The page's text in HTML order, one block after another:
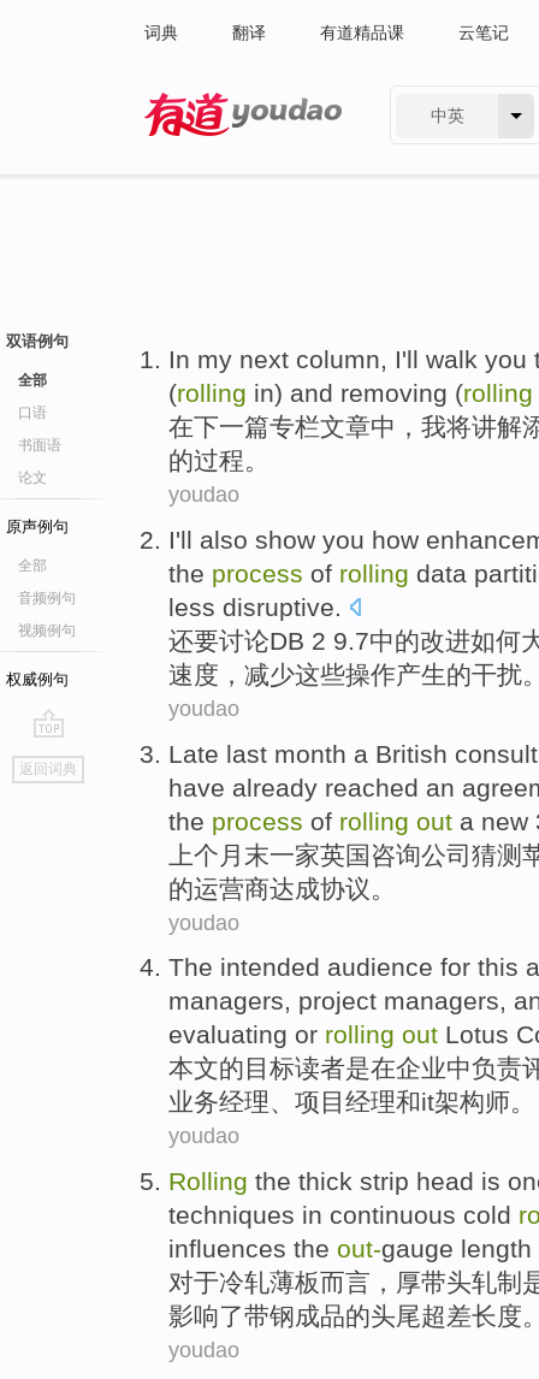
词典 翻译 有道精品课 云笔记
中英
双语例句
全部
口语
书面语
论文
原声例句
全部
音频例句
视频例句
权威例句
go
top
返回词典
In my next column, I'll walk you
(rolling in) and removing (rolling
在下一篇专栏文章中 ， 我将讲解
的过程。
youdao
I'll also show you how
the process of rolling data
less disruptive.
还要讨论DB 2 9.7中的改进如何
速度， 减少这些操作产生的干扰
youdao
Late last month a British
have already reached an
the process of rolling out a new
上个月 末一家英国 咨询公司 猜测
的运营商达成协议 。
youdao
The intended audience for this
managers, project managers,
evaluating or rolling out Lotus
本文的目标读者是在企业中负责
业务经理、 项目经理和it架构师。
youdao
Rolling the thick strip head is
techniques in continuous cold
influences the out-gauge length
对于冷轧薄板而言， 厚带头轧制
影响了带钢成品的头尾超差长度
youdao